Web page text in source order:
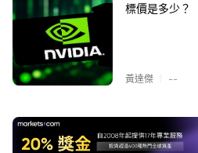
標價是多少？
黃達傑 --